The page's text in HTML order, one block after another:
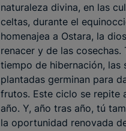
naturaleza divina, en las
celtas, durante el
homenajea a Ostara, la
renacer y de las cosechas.
tiempo de hibernación, las
plantadas germinan para
frutos. Este ciclo se repite
año. Y, año tras año, tú
la oportunidad renovada